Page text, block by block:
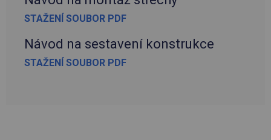
STAŽENÍ SOUBOR PDF
Návod na sestavení konstrukce
STAŽENÍ SOUBOR PDF